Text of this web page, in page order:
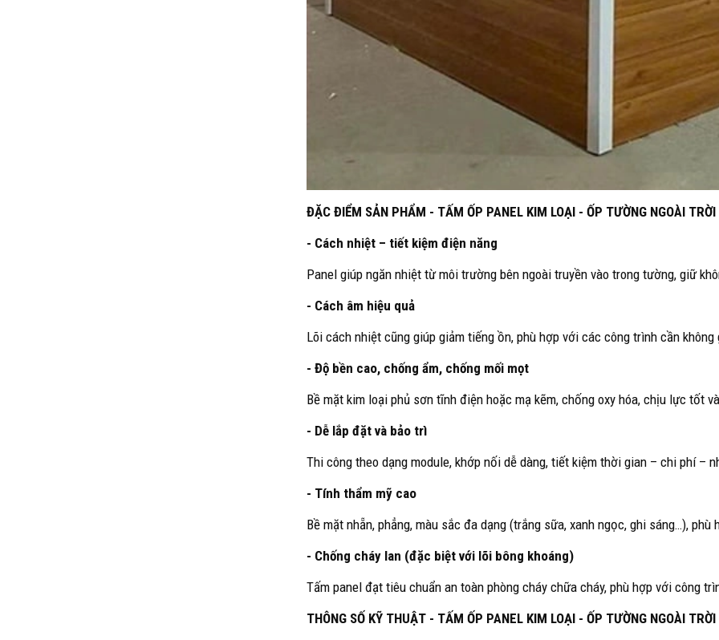
ĐẶC ĐIỂM SẢN PHẨM - TẤM ỐP PANEL KIM LOẠI - ỐP TƯỜNG NGOÀI TRỜI
- Cách nhiệt – tiết kiệm điện năng
Panel giúp ngăn nhiệt từ môi trường bên ngoài truyền vào trong tường, giữ
- Cách âm hiệu quả
Lõi cách nhiệt cũng giúp giảm tiếng ồn, phù hợp với các công trình cần
- Độ bền cao, chống ẩm, chống mối mọt
Bề mặt kim loại phủ sơn tĩnh điện hoặc mạ kẽm, chống oxy hóa, chịu lực tốt
- Dễ lắp đặt và bảo trì
Thi công theo dạng module, khớp nối dễ dàng, tiết kiệm thời gian – chi phí –
- Tính thẩm mỹ cao
Bề mặt nhẵn, phẳng, màu sắc đa dạng (trắng sữa, xanh ngọc, ghi sáng…),
- Chống cháy lan (đặc biệt với lõi bông khoáng)
Tấm panel đạt tiêu chuẩn an toàn phòng cháy chữa cháy, phù hợp với công
THÔNG SỐ KỸ THUẬT - TẤM ỐP PANEL KIM LOẠI - ỐP TƯỜNG NGOÀI TRỜI